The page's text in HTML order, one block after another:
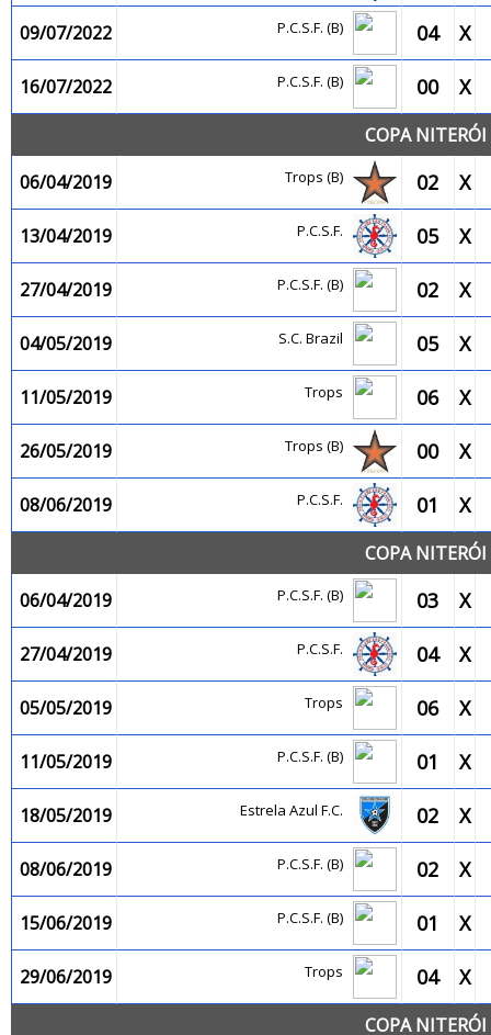
09/07/2022 P.C.S.F. (B) 04 X
16/07/2022 P.C.S.F. (B) 00 X
COPA
06/04/2019
Trops (B) 02 X
13/04/2019 P.C.S.F. 05 X
27/04/2019 P.C.S.F. (B) 02 X
04/05/2019 S.C. Brazil 05 X
11/05/2019 Trops 06 X
26/05/2019 Trops (B) 00 X
08/06/2019 P.C.S.F. 01 X
COPA
06/04/2019
P.C.S.F. (B) 03 X
27/04/2019 P.C.S.F. 04 X
05/05/2019 Trops 06 X
11/05/2019 P.C.S.F. (B) 01 X
18/05/2019 Estrela Azul F.C. 02 X
08/06/2019 P.C.S.F. (B) 02 X
15/06/2019 P.C.S.F. (B) 01 X
29/06/2019 Trops 04 X
COPA